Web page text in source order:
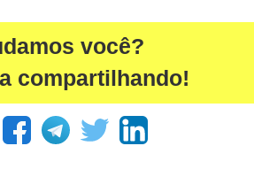
você?
compartilhando!